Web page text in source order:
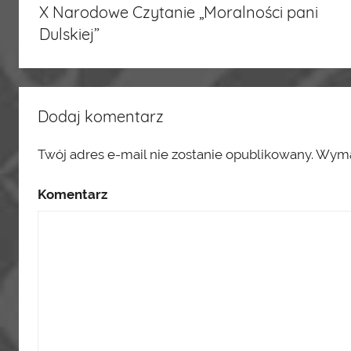
wpisu
X Narodowe Czytanie „Moralności pani
Dulskiej”
Dodaj komentarz
Twój adres e-mail nie zostanie opublikowany.
Komentarz